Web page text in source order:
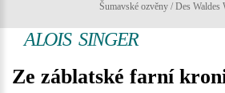
Šumavské ozvěny / Des Waldes
ALOIS SINGER
Ze záblatské farní